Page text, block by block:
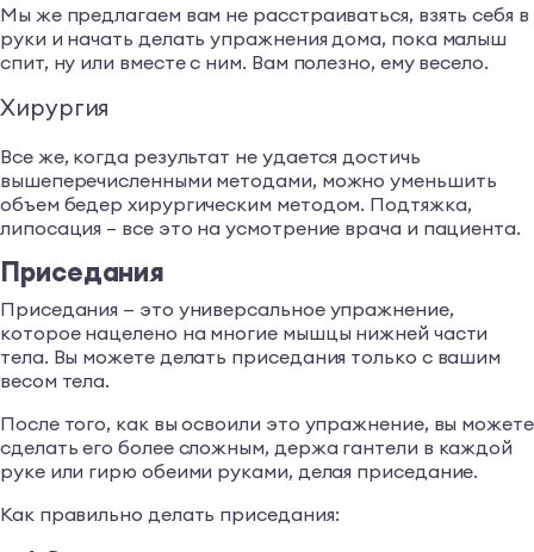
Мы же предлагаем вам не расстраиваться, взять себя в
руки и начать делать упражнения дома, пока малыш
спит, ну или вместе с ним. Вам полезно, ему весело.
Хирургия
Все же, когда результат не удается достичь
вышеперечисленными методами, можно уменьшить
объем бедер хирургическим методом. Подтяжка,
липосация – все это на усмотрение врача и пациента.
Приседания
Приседания — это универсальное упражнение,
которое нацелено на многие мышцы нижней части
тела. Вы можете делать приседания только с вашим
весом тела.
После того, как вы освоили это упражнение, вы можете
сделать его более сложным, держа гантели в каждой
руке или гирю обеими руками, делая приседание.
Как правильно делать приседания: